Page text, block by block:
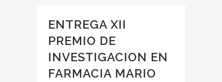
ENTREGA XII
PREMIO DE
INVESTIGACION EN
FARMACIA MARIO